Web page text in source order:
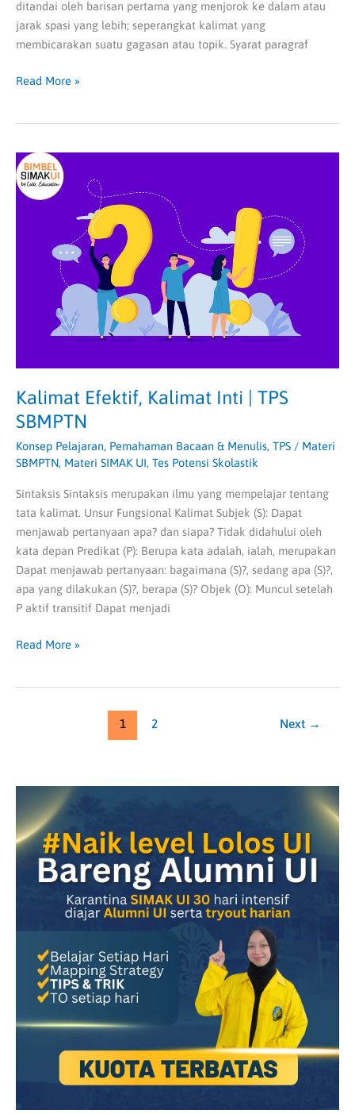
ditandai oleh barisan pertama yang menjorok ke dalam atau
jarak spasi yang lebih; seperangkat kalimat yang
membicarakan suatu gagasan atau topik. Syarat paragraf
Read More »
Kalimat Efektif, Kalimat Inti | TPS
SBMPTN
Konsep Pelajaran, Pemahaman Bacaan & Menulis, TPS / Materi
SBMPTN, Materi SIMAK UI, Tes Potensi Skolastik
Sintaksis Sintaksis merupakan ilmu yang mempelajar tentang
tata kalimat. Unsur Fungsional Kalimat Subjek (S): Dapat
menjawab pertanyaan apa? dan siapa? Tidak didahului oleh
kata depan Predikat (P): Berupa kata adalah, ialah, merupakan
Dapat menjawab pertanyaan: bagaimana (S)?, sedang apa (S)?,
apa yang dilakukan (S)?, berapa (S)? Objek (O): Muncul setelah
P aktif transitif Dapat menjadi
Kalimat
Efektif,
Kalimat
Read More »
1 2 Next →